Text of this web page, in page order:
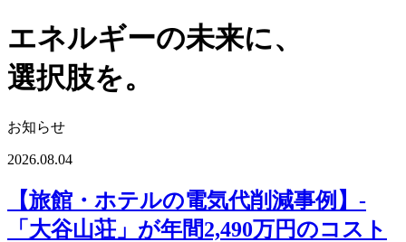
エネルギーの未来に、
選択肢を。
お知らせ
2026.08.04
【旅館・ホテルの電気代削減事例】-
「大谷山荘」が年間2,490万円のコスト